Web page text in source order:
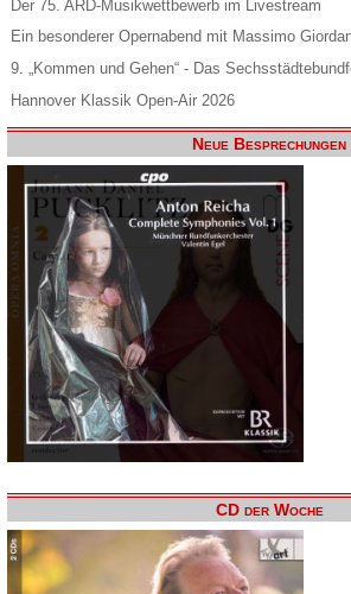
Der 75. ARD-Musikwettbewerb im Livestream
Ein besonderer Opernabend mit Massimo
9. „Kommen und Gehen“ - Das
Hannover Klassik Open-Air 2026
Neue Besprechungen
CD der Woche